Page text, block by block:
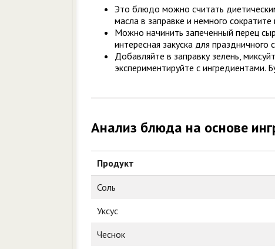
Это блюдо можно считать
масла в заправке и немного сократите
Можно начинить запеченный перец
интересная закуска для праздничного
Добавляйте в заправку зелень,
экспериментируйте с ингредиентами.
Анализ блюда на основе
Продукт
Соль
Уксус
Чеснок